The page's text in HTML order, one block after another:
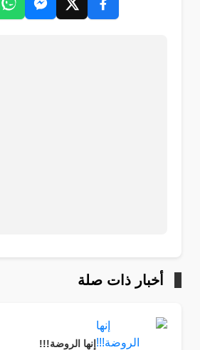
أخبار ذات صلة
إنها الروضة!!!